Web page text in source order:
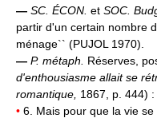
— SC. ÉCON. et SOC.
partir d'un certain nombre
ménage`` (PUJOL 1970).
— P. métaph. Réserves,
d'enthousiasme allait se
romantique, 1867, p. 444) :
• 6. Mais pour que la vie